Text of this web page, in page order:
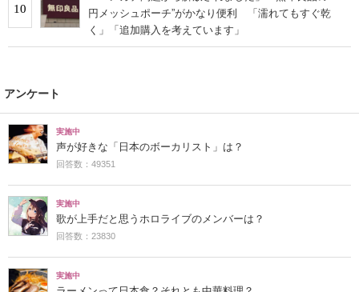
10
円メッシュポーチ”がかなり便利 「濡れてもすぐ乾
く」「追加購入を考えています」
アンケート
実施中
声が好きな「日本のボーカリスト」は？
回答数：49351
実施中
歌が上手だと思うホロライブのメンバーは？
回答数：23830
実施中